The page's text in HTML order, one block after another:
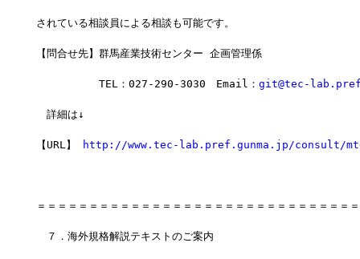
されている相談員による相談も可能です。
【問合せ先】群馬産業技術センター 企画管理係
TEL：027-290-3030　Email： git@tec-
詳細は↓
【URL】 http://www.tec-lab.pref.gunma.jp/consult/
＝＝＝＝＝＝＝＝＝＝＝＝＝＝＝＝＝＝＝＝＝＝＝＝＝＝＝＝＝＝
７．海外規格解説テキストのご案内